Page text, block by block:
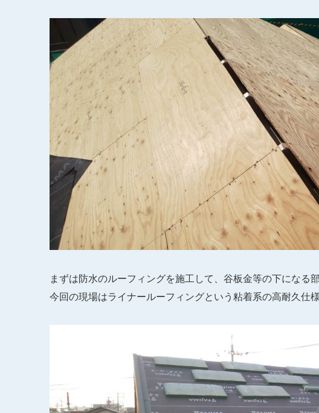
まずは防水のルーフィングを施工して、谷板金等の下になる
今回の現場はライナールーフィングという粘着系の高耐久仕様